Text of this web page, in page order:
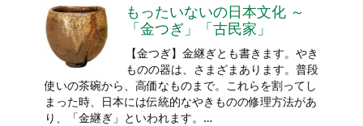
もったいないの日本文化 ～
「金つぎ」「古民家」
【金つぎ】金継ぎとも書きます。やき
ものの器は、さまざまあります。普段
使いの茶碗から、高価なものまで。これらを割ってし
まった時、日本には伝統的なやきものの修理方法があ
り、「金継ぎ」といわれます。…